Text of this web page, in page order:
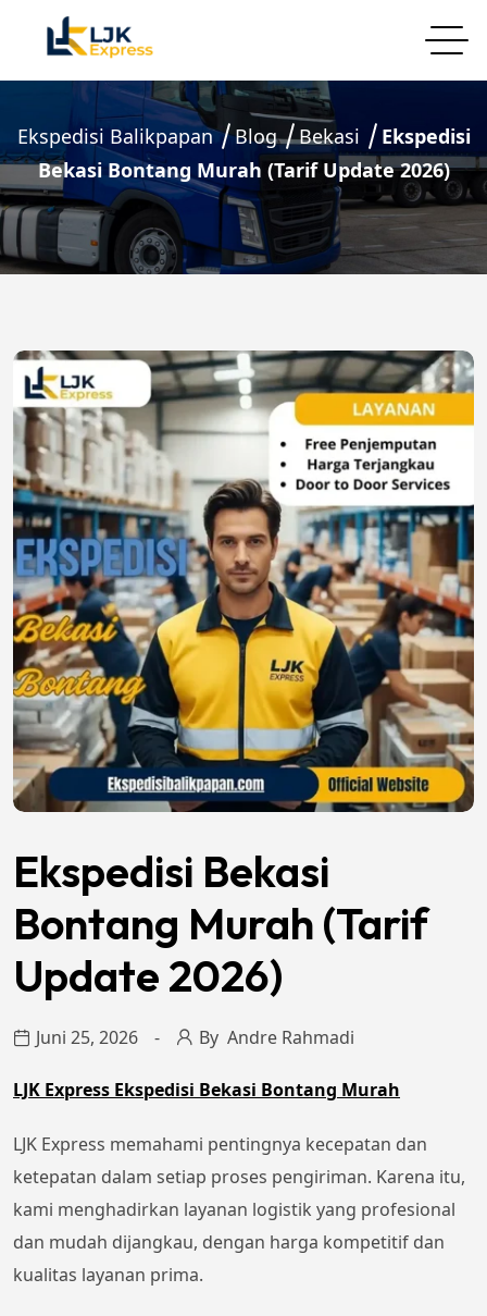
Ekspedisi Balikpapan Blog Bekasi
Ekspedisi
Bekasi Bontang Murah (Tarif Update 2026)
Ekspedisi Bekasi
Bontang Murah (Tarif
Update 2026)
Juni 25, 2026 By Andre Rahmadi
LJK Express Ekspedisi Bekasi Bontang Murah
LJK Express memahami pentingnya kecepatan dan
ketepatan dalam setiap proses pengiriman. Karena itu,
kami menghadirkan layanan logistik yang profesional
dan mudah dijangkau, dengan harga kompetitif dan
kualitas layanan prima.